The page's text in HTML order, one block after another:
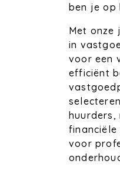
ben je op
Met onze
in
voor een
efficiënt
huurders,
financiële
voor